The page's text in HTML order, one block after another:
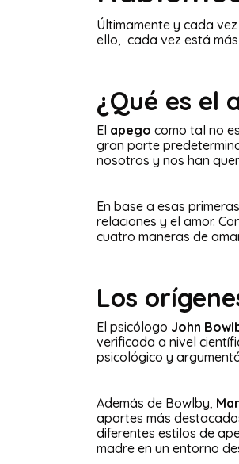
Últimamente y cada
ello, cada vez está
¿Qué es el
El apego como tal no
gran parte
nosotros y nos han
En base a esas
relaciones y el amor.
cuatro maneras de
Los
El psicólogo John
verificada a nivel
psicológico y
Además de Bowlby,
aportes más
diferentes estilos de
madre en un entorno